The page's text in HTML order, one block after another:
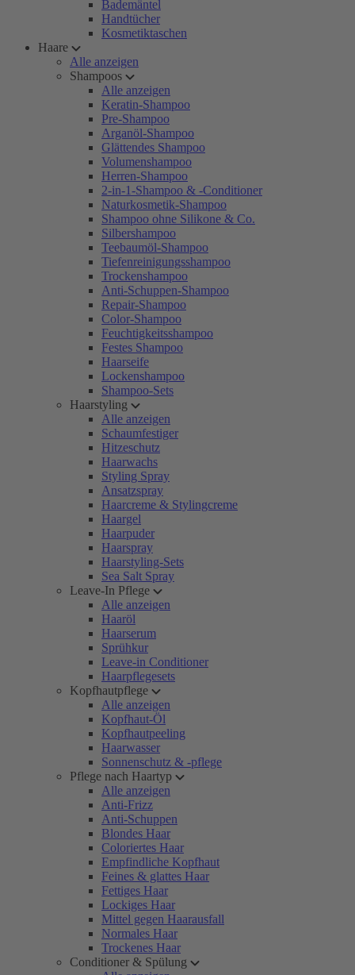
Bademäntel
Handtücher
Kosmetiktaschen
Haare
Alle anzeigen
Shampoos
Alle anzeigen
Keratin-Shampoo
Pre-Shampoo
Arganöl-Shampoo
Glättendes Shampoo
Volumenshampoo
Herren-Shampoo
2-in-1-Shampoo & -Conditioner
Naturkosmetik-Shampoo
Shampoo ohne Silikone & Co.
Silbershampoo
Teebaumöl-Shampoo
Tiefenreinigungsshampoo
Trockenshampoo
Anti-Schuppen-Shampoo
Repair-Shampoo
Color-Shampoo
Feuchtigkeitsshampoo
Festes Shampoo
Haarseife
Lockenshampoo
Shampoo-Sets
Haarstyling
Alle anzeigen
Schaumfestiger
Hitzeschutz
Haarwachs
Styling Spray
Ansatzspray
Haarcreme & Stylingcreme
Haargel
Haarpuder
Haarspray
Haarstyling-Sets
Sea Salt Spray
Leave-In Pflege
Alle anzeigen
Haaröl
Haarserum
Sprühkur
Leave-in Conditioner
Haarpflegesets
Kopfhautpflege
Alle anzeigen
Kopfhaut-Öl
Kopfhautpeeling
Haarwasser
Sonnenschutz & -pflege
Pflege nach Haartyp
Alle anzeigen
Anti-Frizz
Anti-Schuppen
Blondes Haar
Coloriertes Haar
Empfindliche Kopfhaut
Feines & glattes Haar
Fettiges Haar
Lockiges Haar
Mittel gegen Haarausfall
Normales Haar
Trockenes Haar
Conditioner & Spülung